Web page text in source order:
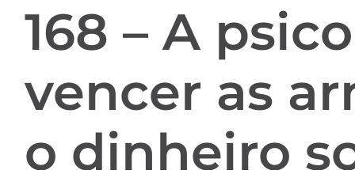
168 – A
vencer as
o dinheiro